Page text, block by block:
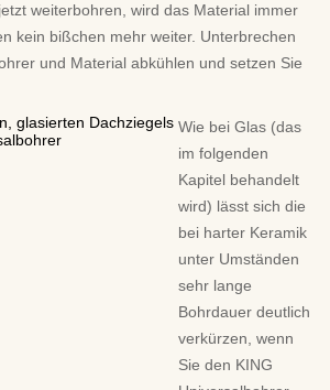
weiterbohren, wird das Material immer
kein bißchen mehr weiter. Unterbrechen
und Material abkühlen und setzen Sie
Wie bei Glas (das
im folgenden
Kapitel behandelt
wird) lässt sich die
bei harter Keramik
unter Umständen
sehr lange
Bohrdauer deutlich
verkürzen, wenn
Sie den KING